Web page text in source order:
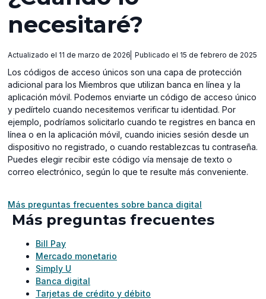
necesitaré?
Actualizado el 11 de marzo de 2026 Publicado el 15 de febrero de 2025
Los códigos de acceso únicos son una capa de protección
adicional para los Miembros que utilizan banca en línea y la
aplicación móvil. Podemos enviarte un código de acceso único
y pedírtelo cuando necesitemos verificar tu identidad. Por
ejemplo, podríamos solicitarlo cuando te registres en banca en
línea o en la aplicación móvil, cuando inicies sesión desde un
dispositivo no registrado, o cuando restablezcas tu contraseña.
Puedes elegir recibir este código vía mensaje de texto o
correo electrónico, según lo que te resulte más conveniente.
Más preguntas frecuentes sobre banca digital
Más preguntas frecuentes
Bill Pay
Mercado monetario
Simply U
Banca digital
Tarjetas de crédito y débito